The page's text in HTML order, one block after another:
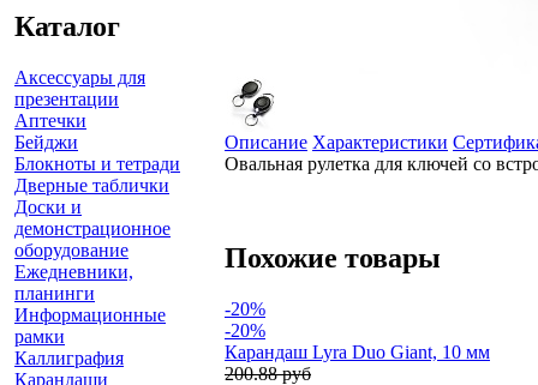
Каталог
Аксессуары для
презентации
Аптечки
Бейджи
Блокноты и тетради
Дверные таблички
Доски и
демонстрационное
оборудование
Ежедневники,
планинги
Информационные
рамки
Каллиграфия
Карандаши
Описание Характеристики
Овальная рулетка для ключей со
Похожие товары
-20%
-20%
Карандаш Lyra Duo Giant, 10 мм
200.88 руб